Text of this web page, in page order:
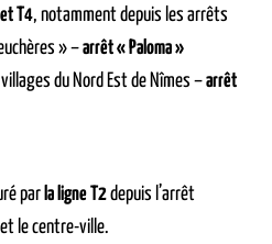
T4, notamment depuis les arrêts
» –arrêt « Paloma »
du Nord Est de Nîmes –arrêt
par la ligne T2depuis l’arrêt
et le centre-ville.